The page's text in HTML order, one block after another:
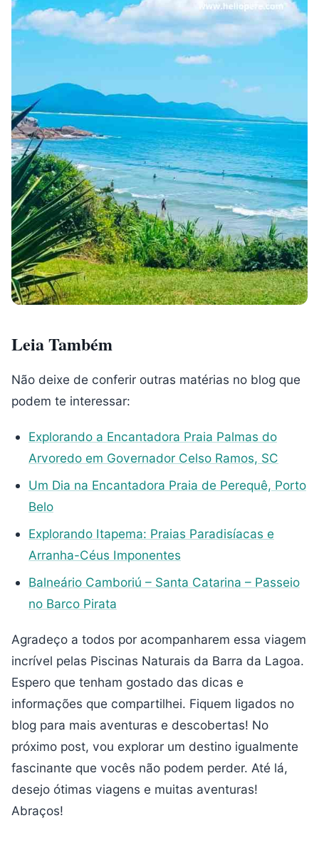
Leia Também
Não deixe de conferir outras matérias no blog que
podem te interessar:
Explorando a Encantadora Praia Palmas do
Arvoredo em Governador Celso Ramos, SC
Um Dia na Encantadora Praia de Perequê, Porto
Belo
Explorando Itapema: Praias Paradisíacas e
Arranha-Céus Imponentes
Balneário Camboriú – Santa Catarina – Passeio
no Barco Pirata
Agradeço a todos por acompanharem essa viagem
incrível pelas Piscinas Naturais da Barra da Lagoa.
Espero que tenham gostado das dicas e
informações que compartilhei. Fiquem ligados no
blog para mais aventuras e descobertas! No
próximo post, vou explorar um destino igualmente
fascinante que vocês não podem perder. Até lá,
desejo ótimas viagens e muitas aventuras!
Abraços!